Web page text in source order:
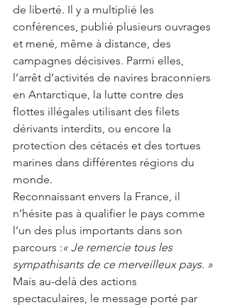
de liberté. Il y a multiplié les
conférences, publié plusieurs ouvrages
et mené, même à distance, des
campagnes décisives. Parmi elles,
l’arrêt d’activités de navires braconniers
en Antarctique, la lutte contre des
flottes illégales utilisant des filets
dérivants interdits, ou encore la
protection des cétacés et des tortues
marines dans différentes régions du
monde.
Reconnaissant envers la France, il
n’hésite pas à qualifier le pays comme
l’un des plus importants dans son
parcours :« Je remercie tous les
sympathisants de ce merveilleux pays. »
Mais au-delà des actions
spectaculaires, le message porté par